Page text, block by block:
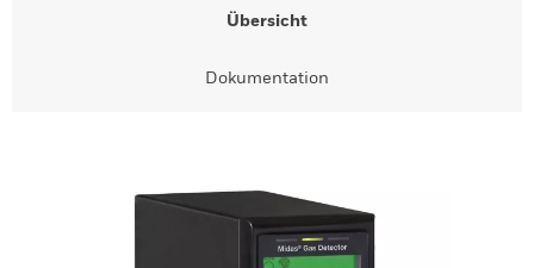
Übersicht
Dokumentation